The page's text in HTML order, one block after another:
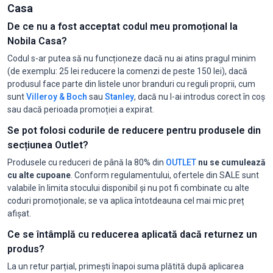
Casa
De ce nu a fost acceptat codul meu promoțional la
Nobila Casa?
Codul s-ar putea să nu funcționeze dacă nu ai atins pragul minim
(de exemplu: 25 lei reducere la comenzi de peste 150 lei), dacă
produsul face parte din listele unor branduri cu reguli proprii, cum
suntVilleroy & Boch sau Stanley, dacă nu l-ai introdus corect în coș
sau dacă perioada promoției a expirat.
Se pot folosi codurile de reducere pentru produsele din
secțiunea Outlet?
Produsele cu reduceri de până la 80% din OUTLET nu se cumulează
cu alte cupoane . Conform regulamentului, ofertele din SALE sunt
valabile în limita stocului disponibil și nu pot fi combinate cu alte
coduri promoționale; se va aplica întotdeauna cel mai mic preț
afișat.
Ce se întâmplă cu reducerea aplicată dacă returnez un
produs?
La un retur parțial, primești înapoi suma plătită după aplicarea